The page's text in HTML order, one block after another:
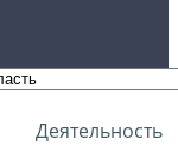
Деятельность